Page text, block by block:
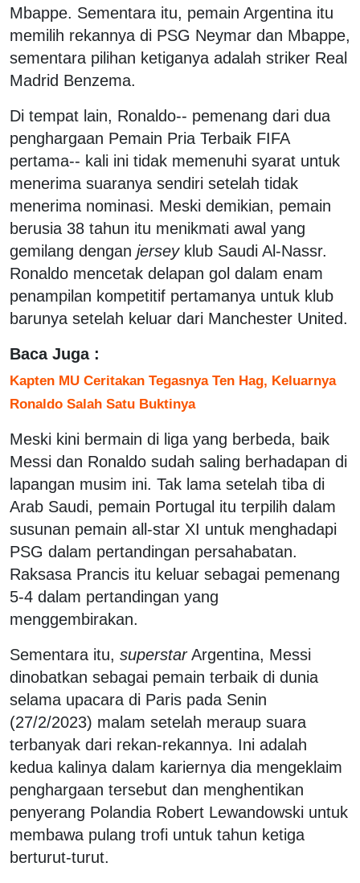
Mbappe. Sementara itu, pemain Argentina itu
memilih rekannya di PSG Neymar dan Mbappe,
sementara pilihan ketiganya adalah striker Real
Madrid Benzema.
Di tempat lain, Ronaldo-- pemenang dari dua
penghargaan Pemain Pria Terbaik FIFA
pertama-- kali ini tidak memenuhi syarat untuk
menerima suaranya sendiri setelah tidak
menerima nominasi. Meski demikian, pemain
berusia 38 tahun itu menikmati awal yang
gemilang dengan jerseyklub Saudi Al-Nassr.
Ronaldo mencetak delapan gol dalam enam
penampilan kompetitif pertamanya untuk klub
barunya setelah keluar dari Manchester United.
Baca Juga :
Kapten MU Ceritakan Tegasnya Ten Hag, Keluarnya
Ronaldo Salah Satu Buktinya
Meski kini bermain di liga yang berbeda, baik
Messi dan Ronaldo sudah saling berhadapan di
lapangan musim ini. Tak lama setelah tiba di
Arab Saudi, pemain Portugal itu terpilih dalam
susunan pemain all-star XI untuk menghadapi
PSG dalam pertandingan persahabatan.
Raksasa Prancis itu keluar sebagai pemenang
5-4 dalam pertandingan yang
menggembirakan.
Sementara itu, superstarArgentina, Messi
dinobatkan sebagai pemain terbaik di dunia
selama upacara di Paris pada Senin
(27/2/2023) malam setelah meraup suara
terbanyak dari rekan-rekannya. Ini adalah
kedua kalinya dalam kariernya dia mengeklaim
penghargaan tersebut dan menghentikan
penyerang Polandia Robert Lewandowski untuk
membawa pulang trofi untuk tahun ketiga
berturut-turut.